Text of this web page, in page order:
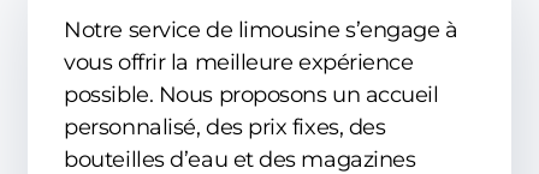
Notre service de limousine s’engage à
vous offrir la meilleure expérience
possible. Nous proposons un accueil
personnalisé, des prix fixes, des
bouteilles d’eau et des magazines